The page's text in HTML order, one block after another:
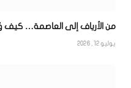
من الأرياف إلى العاصمة… كيف
يوليو 12, 2026